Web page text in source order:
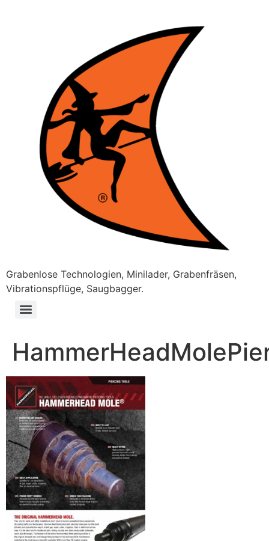
Grabenlose Technologien, Minilader, Grabenfräsen,
Vibrationspflüge, Saugbagger.